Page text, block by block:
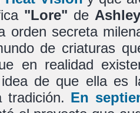
"Lore" de
orden secreta
de criaturas
en realidad
de que ella es
tradición. En